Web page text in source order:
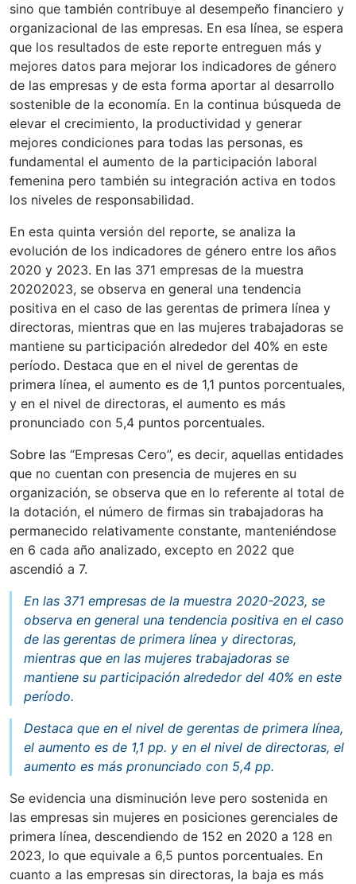
sino que también contribuye al desempeño financiero y
organizacional de las empresas. En esa línea, se espera
que los resultados de este reporte entreguen más y
mejores datos para mejorar los indicadores de género
de las empresas y de esta forma aportar al desarrollo
sostenible de la economía. En la continua búsqueda de
elevar el crecimiento, la productividad y generar
mejores condiciones para todas las personas, es
fundamental el aumento de la participación laboral
femenina pero también su integración activa en todos
los niveles de responsabilidad.
En esta quinta versión del reporte, se analiza la
evolución de los indicadores de género entre los años
2020 y 2023. En las 371 empresas de la muestra
20202023, se observa en general una tendencia
positiva en el caso de las gerentas de primera línea y
directoras, mientras que en las mujeres trabajadoras se
mantiene su participación alrededor del 40% en este
período. Destaca que en el nivel de gerentas de
primera línea, el aumento es de 1,1 puntos porcentuales,
y en el nivel de directoras, el aumento es más
pronunciado con 5,4 puntos porcentuales.
Sobre las “Empresas Cero”, es decir, aquellas entidades
que no cuentan con presencia de mujeres en su
organización, se observa que en lo referente al total de
la dotación, el número de firmas sin trabajadoras ha
permanecido relativamente constante, manteniéndose
en 6 cada año analizado, excepto en 2022 que
ascendió a 7.
En las 371 empresas de la muestra 2020-2023, se
observa en general una tendencia positiva en el caso
de las gerentas de primera línea y directoras,
mientras que en las mujeres trabajadoras se
mantiene su participación alrededor del 40% en este
período.
Destaca que en el nivel de gerentas de primera línea,
el aumento es de 1,1 pp. y en el nivel de directoras, el
aumento es más pronunciado con 5,4 pp.
Se evidencia una disminución leve pero sostenida en
las empresas sin mujeres en posiciones gerenciales de
primera línea, descendiendo de 152 en 2020 a 128 en
2023, lo que equivale a 6,5 puntos porcentuales. En
cuanto a las empresas sin directoras, la baja es más